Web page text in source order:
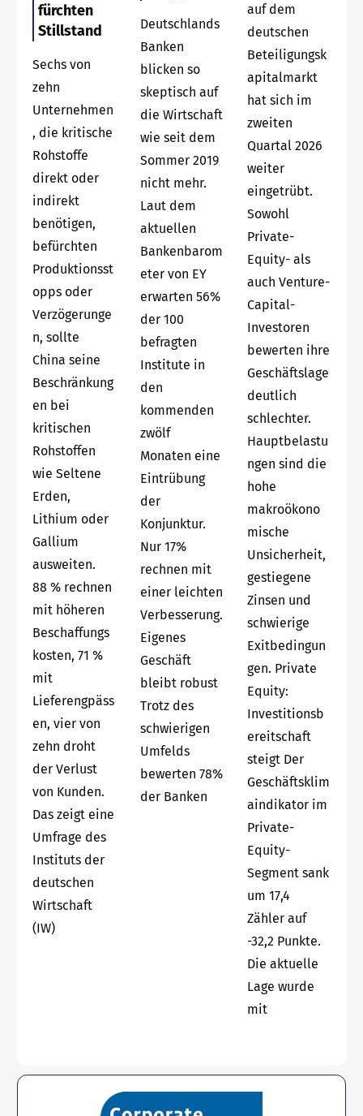
fürchten
Stillstand
Sechs von
zehn
Unternehmen
, die kritische
Rohstoffe
direkt oder
indirekt
benötigen,
befürchten
Produktionsst
opps oder
Verzögerunge
n, sollte
China seine
Beschränkung
en bei
kritischen
Rohstoffen
wie Seltene
Erden,
Lithium oder
Gallium
ausweiten.
88 % rechnen
mit höheren
Beschaffungs
kosten, 71 %
mit
Lieferengpäss
en, vier von
zehn droht
der Verlust
von Kunden.
Das zeigt eine
Umfrage des
Instituts der
deutschen
Wirtschaft
(IW)
Deutschlands
Banken
blicken so
skeptisch auf
die Wirtschaft
wie seit dem
Sommer 2019
nicht mehr.
Laut dem
aktuellen
Bankenbarom
eter von EY
erwarten 56%
der 100
befragten
Institute in
den
kommenden
zwölf
Monaten eine
Eintrübung
der
Konjunktur.
Nur 17%
rechnen mit
einer leichten
Verbesserung.
Eigenes
Geschäft
bleibt robust
Trotz des
schwierigen
Umfelds
bewerten 78%
der Banken
auf dem
deutschen
Beteiligungsk
apitalmarkt
hat sich im
zweiten
Quartal 2026
weiter
eingetrübt.
Sowohl
Private-
Equity- als
auch Venture-
Capital-
Investoren
bewerten ihre
Geschäftslage
deutlich
schlechter.
Hauptbelastu
ngen sind die
hohe
makroökono
mische
Unsicherheit,
gestiegene
Zinsen und
schwierige
Exitbedingun
gen. Private
Equity:
Investitionsb
ereitschaft
steigt Der
Geschäftsklim
aindikator im
Private-
Equity-
Segment sank
um 17,4
Zähler auf
-32,2 Punkte.
Die aktuelle
Lage wurde
mit